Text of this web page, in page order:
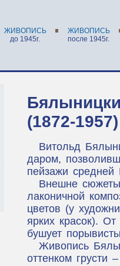
ЖИВОПИСЬ
ЖИВОПИСЬ
до 1945г.
после 1945г.
(1872-1957)
Витольд
даром,
пейзажи средней
Внешне сюжеты
лаконичной
цветов (у
ярких красок).
бушует
Живопись
оттенком грусти